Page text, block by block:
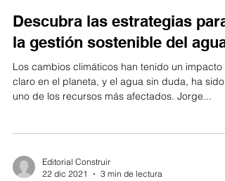
Descubra las estrategias para
la gestión sostenible del agua
Los cambios climáticos han tenido un impacto
claro en el planeta, y el agua sin duda, ha sido
uno de los recursos más afectados. Jorge...
Editorial Construir
22 dic 2021
3 min de lectura